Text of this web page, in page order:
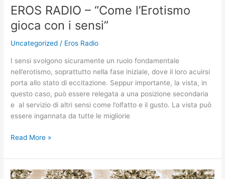
EROS RADIO – “Come l’Erotismo
gioca con i sensi”
Uncategorized / Eros Radio
I sensi svolgono sicuramente un ruolo fondamentale
nell’erotismo, soprattutto nella fase iniziale, dove il loro acuirsi
porta allo stato di eccitazione. Seppur importante, la vista, in
questo caso, può essere relegata a una posizione secondaria
e al servizio di altri sensi come l’olfatto e il gusto. La vista può
essere ingannata da tutte le migliorie
Read More »
EROS